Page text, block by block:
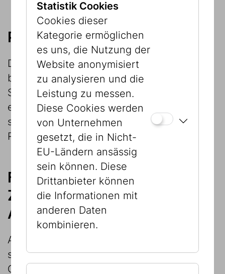
Provenienzforschung
Die Provenienzforschungstellt einen
bedeutenden Teil der Forschung an der
Sammlung dar. Das Jüdische Museum Wien
erforscht dabei die Herkunft der Objekte
seiner Sammlungen und ermittelt mögliche
Rechtsnachfolger der früheren Besitzer.
Forschung innerhalb und in
Zusammenarbeit von
Ausstellungsprojekten
Ausstellungsprojekte leisten im Idealfall
sowohl Vermittlungsarbeit als auch
Grundlagenforschung. Insbesondere kultur-
Statistik Cookies
Cookies dieser
Kategorie ermöglichen
es uns, die Nutzung der
Website anonymisiert
zu analysieren und die
Leistung zu messen.
Diese Cookies werden
von Unternehmen
gesetzt, die in Nicht-
EU-Ländern ansässig
sein können. Diese
Drittanbieter können
die Informationen mit
anderen Daten
kombinieren.